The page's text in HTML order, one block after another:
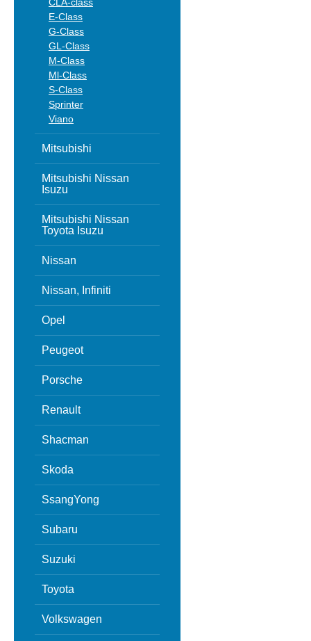
E-Class
G-Class
GL-Class
M-Class
Ml-Class
S-Class
Sprinter
Viano
Mitsubishi
Mitsubishi Nissan
Isuzu
Mitsubishi Nissan
Toyota Isuzu
Nissan
Nissan, Infiniti
Opel
Peugeot
Porsche
Renault
Shacman
Skoda
SsangYong
Subaru
Suzuki
Toyota
Volkswagen